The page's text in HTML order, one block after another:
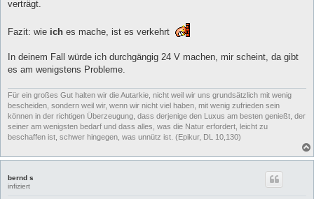
verträgt.
Fazit: wie ich es mache, ist es verkehrt
In deinem Fall würde ich durchgängig 24 V machen, mir scheint, da gibt
es am wenigstens Probleme.
Für ein großes Gut halten wir die Autarkie, nicht weil wir uns grundsätzlich mit wenig
bescheiden, sondern weil wir, wenn wir nicht viel haben, mit wenig zufrieden sein
können in der richtigen Überzeugung, dass derjenige den Luxus am besten genießt, der
seiner am wenigsten bedarf und dass alles, was die Natur erfordert, leicht zu
beschaffen ist, schwer hingegen, was unnütz ist. (Epikur, DL 10,130)
bernd s
infiziert